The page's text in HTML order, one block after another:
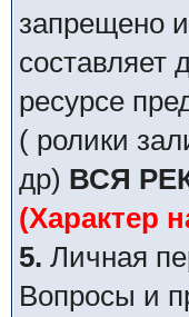
запрещено
составляет
ресурсе
( ролики
др) ВСЯ
(Характер
5. Личная
Вопросы и